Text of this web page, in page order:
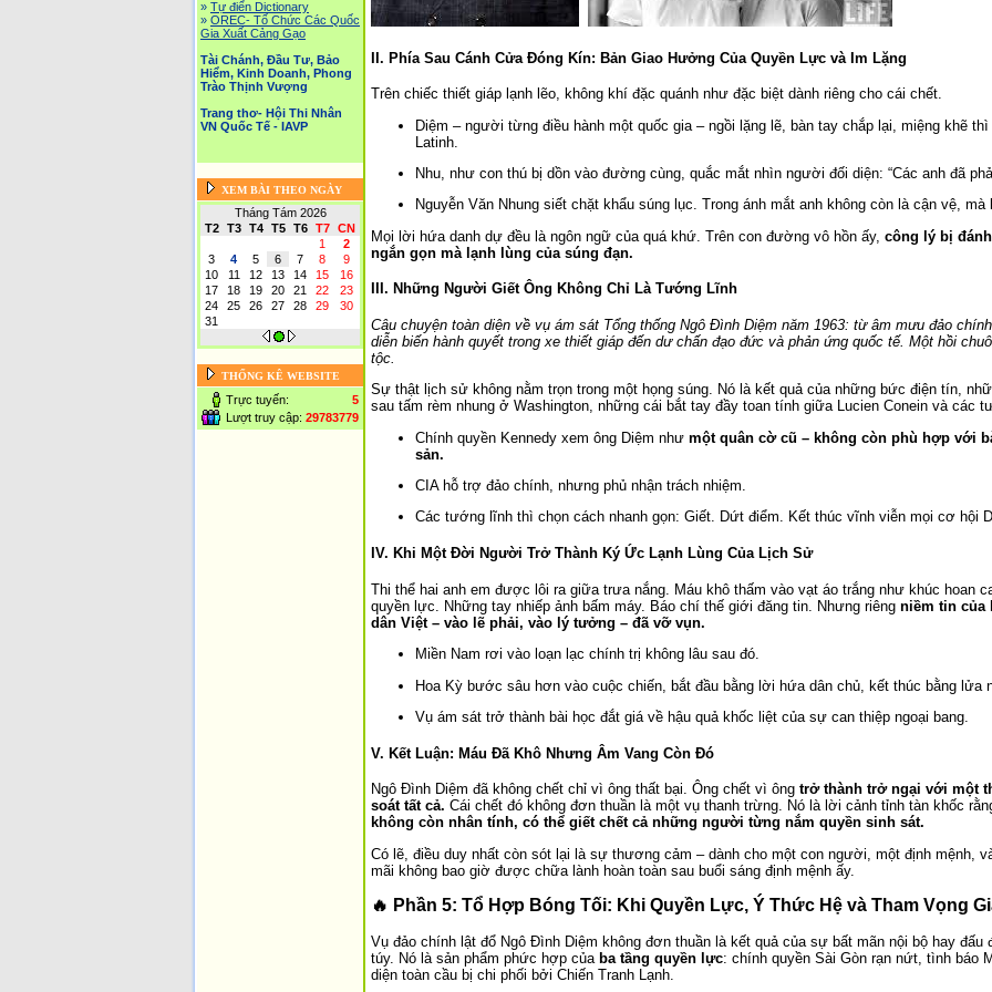
» Tự điển Dictionary
» OREC- Tố Chức Các Quốc
Gia Xuất Cảng Gạo
Tài Chánh, Đầu Tư, Bảo
Hiểm, Kinh Doanh, Phong
Trào Thịnh Vượng
Trang thơ- Hội Thi Nhân
VN Quốc Tế - IAVP
XEM BÀI THEO NGÀY
Tháng Tám 2026
T2
T3 T4 T5 T6 T7
CN
1
2
3
4 5 6 7 8
9
10
11 12 13 14 15
16
17
18 19 20 21 22
23
24
25 26 27 28 29
30
31
THỐNG KÊ WEBSITE
Trực tuyến:
5
Lượt truy cập: 29783779
II. Phía Sau Cánh Cửa Đóng Kín: Bản Giao Hưởng Của Quyền Lực và Im Lặng
Trên chiếc thiết giáp lạnh lẽo, không khí đặc quánh như đặc biệt dành riêng cho cái chết.
Diệm – người từng điều hành một quốc gia – ngồi lặng lẽ, bàn tay chắp lại, miệng khẽ
Latinh.
Nhu, như con thú bị dồn vào đường cùng, quắc mắt nhìn người đối diện: “Các anh đã
Nguyễn Văn Nhung siết chặt khẩu súng lục. Trong ánh mắt anh không còn là cận vệ, mà
Mọi lời hứa danh dự đều là ngôn ngữ của quá khứ. Trên con đường vô hồn ấy, công lý bị
ngắn gọn mà lạnh lùng của súng đạn.
III. Những Người Giết Ông Không Chỉ Là Tướng Lĩnh
Câu chuyện toàn diện về vụ ám sát Tổng thống Ngô Đình Diệm năm 1963: từ âm mưu đảo
diễn biến hành quyết trong xe thiết giáp đến dư chấn đạo đức và phản ứng quốc tế. Một hồi
tộc.
Sự thật lịch sử không nằm trọn trong một họng súng. Nó là kết quả của những bức điện tín,
sau tấm rèm nhung ở Washington, những cái bắt tay đầy toan tính giữa Lucien Conein và các
Chính quyền Kennedy xem ông Diệm như một quân cờ cũ – không còn phù hợp với
sản.
CIA hỗ trợ đảo chính, nhưng phủ nhận trách nhiệm.
Các tướng lĩnh thì chọn cách nhanh gọn: Giết. Dứt điểm. Kết thúc vĩnh viễn mọi cơ hội
IV. Khi Một Đời Người Trở Thành Ký Ức Lạnh Lùng Của Lịch Sử
Thi thể hai anh em được lôi ra giữa trưa nắng. Máu khô thấm vào vạt áo trắng như khúc hoan
quyền lực. Những tay nhiếp ảnh bấm máy. Báo chí thế giới đăng tin. Nhưng riêng niềm tin của
dân Việt – vào lẽ phải, vào lý tưởng – đã vỡ vụn.
Miền Nam rơi vào loạn lạc chính trị không lâu sau đó.
Hoa Kỳ bước sâu hơn vào cuộc chiến, bắt đầu bằng lời hứa dân chủ, kết thúc bằng lửa
Vụ ám sát trở thành bài học đắt giá về hậu quả khốc liệt của sự can thiệp ngoại bang.
V. Kết Luận: Máu Đã Khô Nhưng Âm Vang Còn Đó
Ngô Đình Diệm đã không chết chỉ vì ông thất bại. Ông chết vì ông trở thành trở ngại với một
soát tất cả. Cái chết đó không đơn thuần là một vụ thanh trừng. Nó là lời cảnh tỉnh tàn khốc
không còn nhân tính, có thể giết chết cả những người từng nắm quyền sinh sát.
Có lẽ, điều duy nhất còn sót lại là sự thương cảm – dành cho một con người, một định mệnh,
mãi không bao giờ được chữa lành hoàn toàn sau buổi sáng định mệnh ấy.
🔥 Phần 5: Tổ Hợp Bóng Tối: Khi Quyền Lực, Ý Thức Hệ và Tham Vọng
Vụ đảo chính lật đổ Ngô Đình Diệm không đơn thuần là kết quả của sự bất mãn nội bộ hay đấu
túy. Nó là sản phẩm phức hợp của ba tầng quyền lực: chính quyền Sài Gòn rạn nứt, tình báo
diện toàn cầu bị chi phối bởi Chiến Tranh Lạnh.